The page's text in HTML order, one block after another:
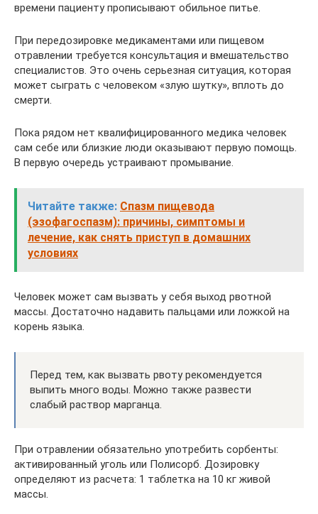
времени пациенту прописывают обильное питье.
При передозировке медикаментами или пищевом
отравлении требуется консультация и вмешательство
специалистов. Это очень серьезная ситуация, которая
может сыграть с человеком «злую шутку», вплоть до
смерти.
Пока рядом нет квалифицированного медика человек
сам себе или близкие люди оказывают первую помощь.
В первую очередь устраивают промывание.
Читайте также: Спазм пищевода
(эзофагоспазм): причины, симптомы и
лечение, как снять приступ в домашних
условиях
Человек может сам вызвать у себя выход рвотной
массы. Достаточно надавить пальцами или ложкой на
корень языка.
Перед тем, как вызвать рвоту рекомендуется
выпить много воды. Можно также развести
слабый раствор марганца.
При отравлении обязательно употребить сорбенты:
активированный уголь или Полисорб. Дозировку
определяют из расчета: 1 таблетка на 10 кг живой
массы.